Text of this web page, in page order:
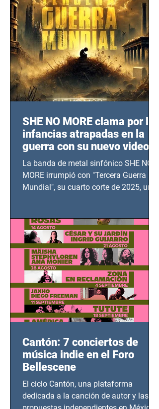
SHE NO MORE clama por las
infancias atrapadas en la
guerra con su nuevo video
TERCERA GUERRA
MUNDIAL
La banda de metal sinfónico SHE NO
MORE irrumpió con "Tercera Guerra
Mundial", su cuarto corte de 2025, un
bélicos.
Cantón: 7 conciertos de
música indie en el Foro
Bellescene
El ciclo Cantón, una plataforma
dedicada a la canción de autor y las